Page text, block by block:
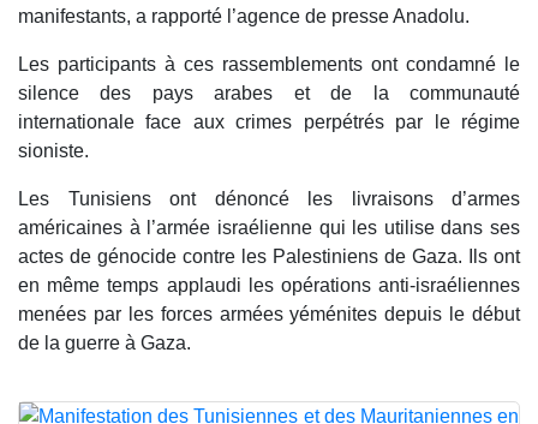
manifestants, a rapporté l’agence de presse Anadolu.
Les participants à ces rassemblements ont condamné le
silence des pays arabes et de la communauté
internationale face aux crimes perpétrés par le régime
sioniste.
Les Tunisiens ont dénoncé les livraisons d’armes
américaines à l’armée israélienne qui les utilise dans ses
actes de génocide contre les Palestiniens de Gaza. Ils ont
en même temps applaudi les opérations anti-israéliennes
menées par les forces armées yéménites depuis le début
de la guerre à Gaza.